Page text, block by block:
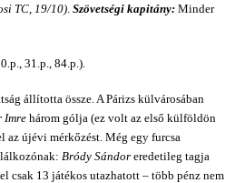
TC, 19/10). Szövetségi kapitány: Minder
31.p., 84.p.).
állította össze. A Párizs külvárosában
Imrehárom gólja (ez volt az első külföldön
az újévi mérkőzést. Még egy furcsa
Bródy Sándor eredetileg tagja
csak 13 játékos utazhatott – több pénz nem